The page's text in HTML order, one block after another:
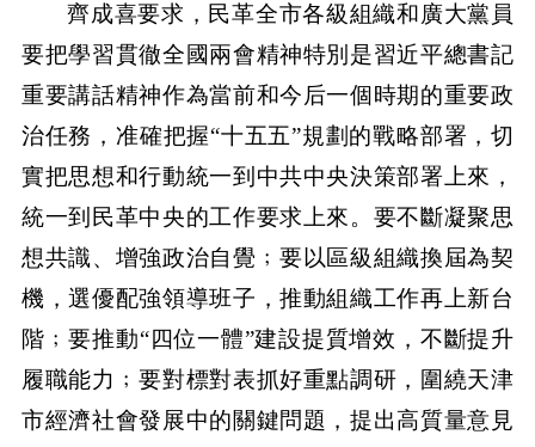
齊成喜要求，民革全市各級組織和廣大黨員
要把學習貫徹全國兩會精神特別是習近平總書記
重要講話精神作為當前和今后一個時期的重要政
治任務，准確把握“十五五”規劃的戰略部署，切
實把思想和行動統一到中共中央決策部署上來，
統一到民革中央的工作要求上來。要不斷凝聚思
想共識、增強政治自覺﹔要以區級組織換屆為契
機，選優配強領導班子，推動組織工作再上新台
階﹔要推動“四位一體”建設提質增效，不斷提升
履職能力﹔要對標對表抓好重點調研，圍繞天津
市經濟社會發展中的關鍵問題，提出高質量意見